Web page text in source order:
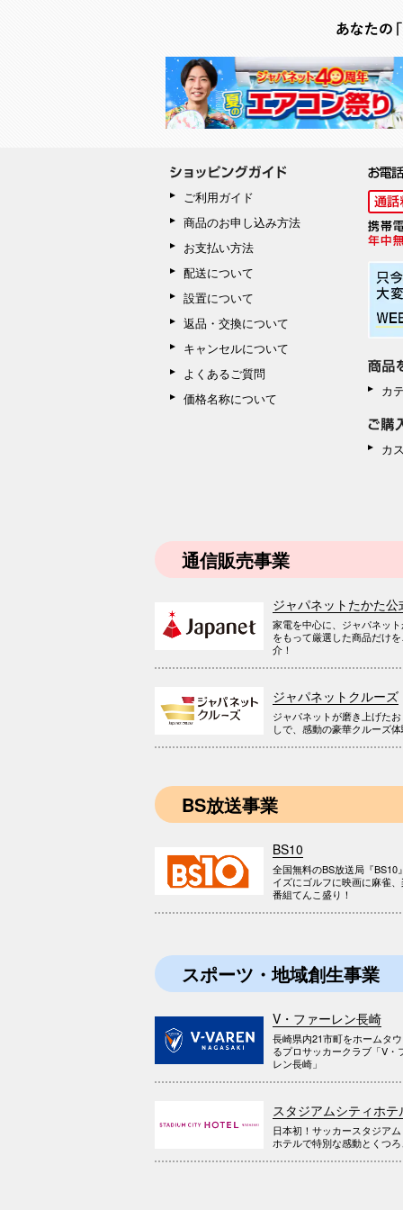
ご利用ガイド
商品のお申し込み方法
お支払い方法
配送について
設置について
返品・交換について
キャンセルについて
よくあるご質問
価格名称について
カ
カ
通信販売事業
ジャパネットたかた公
家電を中心に、ジャパネッ
をもって厳選した商品だけ
介！
ジャパネットクルーズ
ジャパネットが磨き上げた
しで、感動の豪華クルーズ
BS放送事業
BS10
全国無料のBS放送局『BS10
イズにゴルフに映画に麻雀
番組てんこ盛り！
スポーツ・地域創生事業
V・ファーレン長崎
長崎県内21市町をホームタ
るプロサッカークラブ「V・
レン長崎」
スタジアムシティホテ
日本初！サッカースタジア
ホテルで特別な感動とくつ